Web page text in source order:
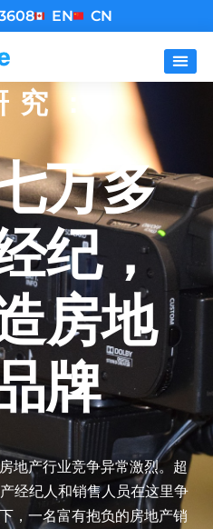
EN CN
：
万多
纪，
房地
牌
地产行业竞争异常激烈。超
经纪人和销售人员在这里争
，一名富有抱负的房地产销